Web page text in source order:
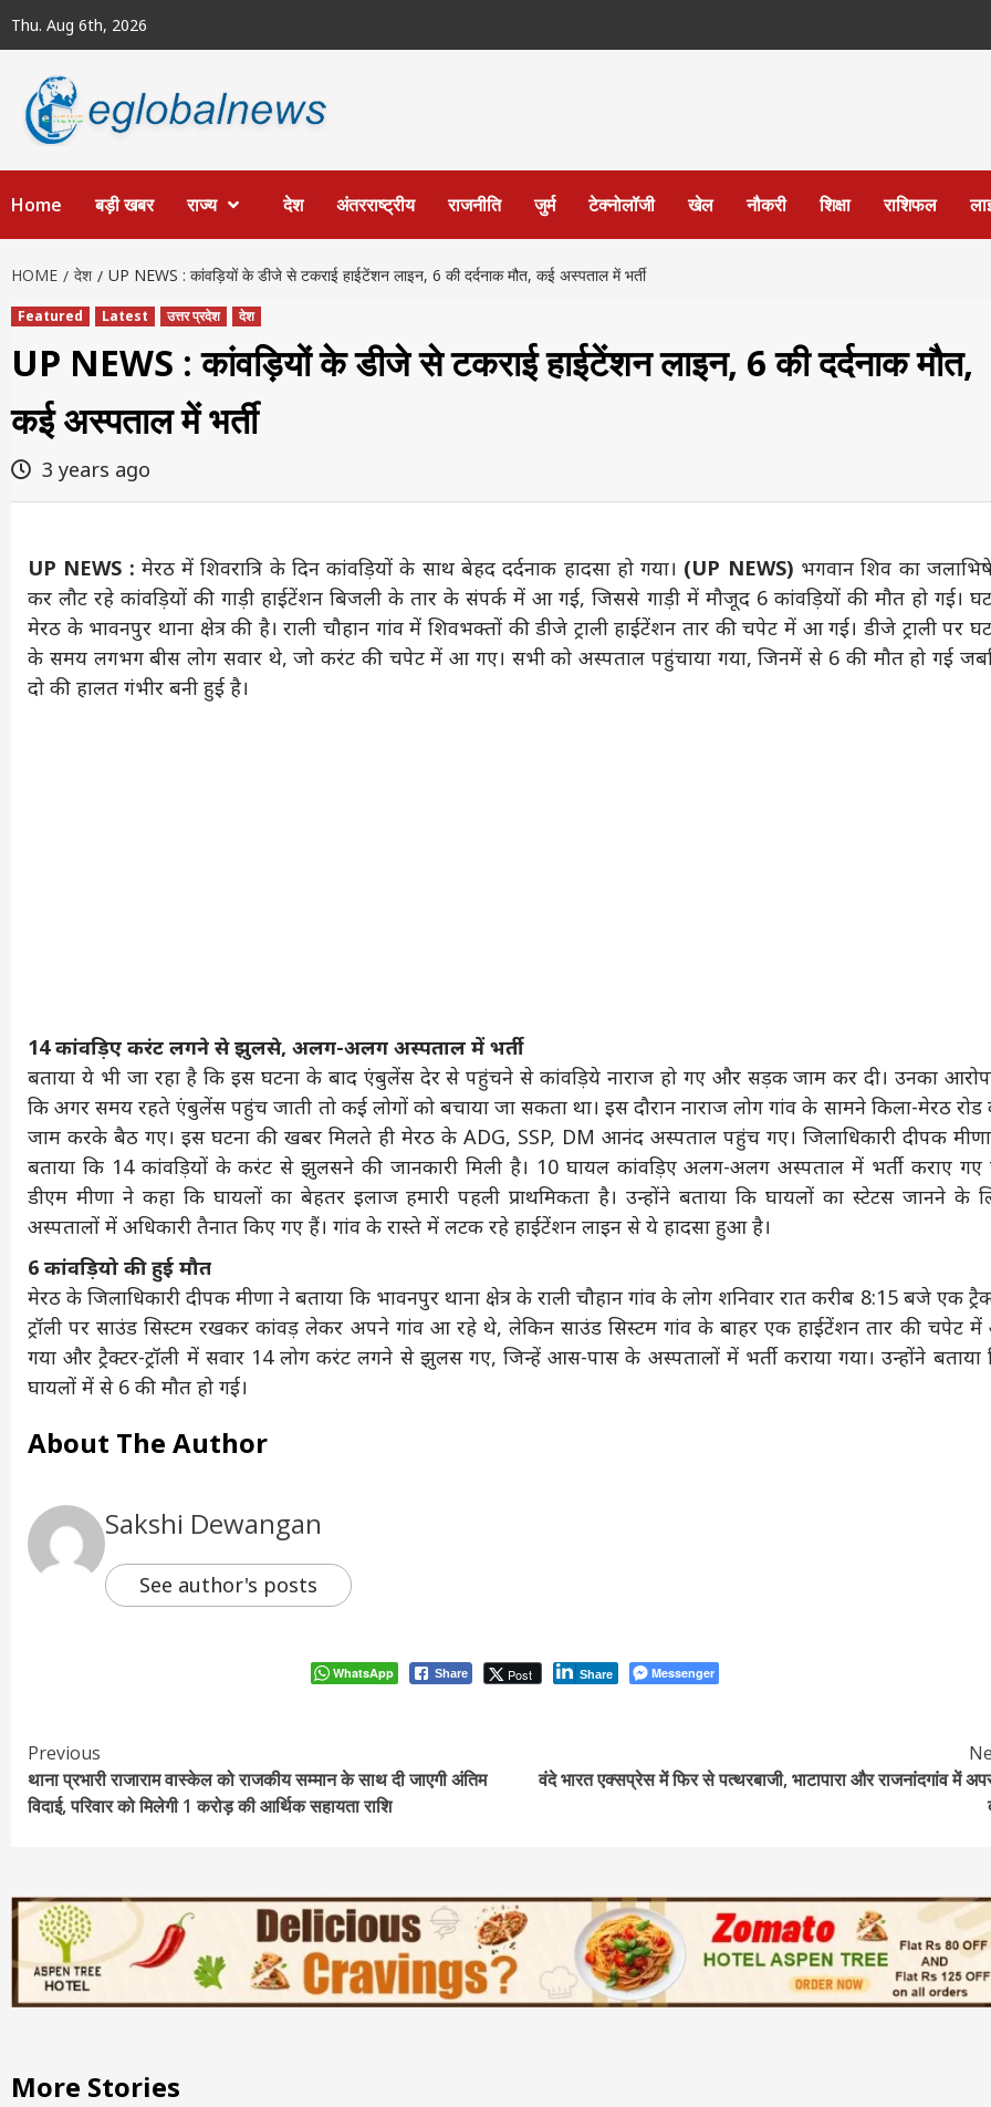
to
Thu. Aug 6th, 2026
Home बड़ी खबर राज्य देश अंतरराष्ट्रीय राजनीति जुर्म टेक्नोलॉजी खेल नौकरी शिक्षा राशिफल
HOME देश UP NEWS : कांवड़ियों के डीजे से टकराई हाईटेंशन लाइन, 6 की दर्दनाक मौत, कई अस्पताल में भर्ती
Featured Latest उत्तर प्रदेश देश
UP NEWS : कांवड़ियों के डीजे से टकराई हाईटेंशन लाइन, 6 की दर्दनाक मौत,
कई अस्पताल में भर्ती
3 years ago
UP NEWS : मेरठ में शिवरात्रि के दिन कांवड़ियों के साथ बेहद दर्दनाक हादसा हो गया। (UP NEWS) भगवान शिव का
कर लौट रहे कांवड़ियों की गाड़ी हाईटेंशन बिजली के तार के संपर्क में आ गई, जिससे गाड़ी में मौजूद 6 कांवड़ियों की मौत हो गई।
मेरठ के भावनपुर थाना क्षेत्र की है। राली चौहान गांव में शिवभक्तों की डीजे ट्राली हाईटेंशन तार की चपेट में आ गई। डीजे ट्राली पर
के समय लगभग बीस लोग सवार थे, जो करंट की चपेट में आ गए। सभी को अस्पताल पहुंचाया गया, जिनमें से 6 की मौत हो गई
दो की हालत गंभीर बनी हुई है।
14 कांवड़िए करंट लगने से झुलसे, अलग-अलग अस्पताल में भर्ती
बताया ये भी जा रहा है कि इस घटना के बाद एंबुलेंस देर से पहुंचने से कांवड़िये नाराज हो गए और सड़क जाम कर दी। उनका
कि अगर समय रहते एंबुलेंस पहुंच जाती तो कई लोगों को बचाया जा सकता था। इस दौरान नाराज लोग गांव के सामने किला-मेरठ रोड
जाम करके बैठ गए। इस घटना की खबर मिलते ही मेरठ के ADG, SSP, DM आनंद अस्पताल पहुंच गए। जिलाधिकारी दीपक
बताया कि 14 कांवड़ियों के करंट से झुलसने की जानकारी मिली है। 10 घायल कांवड़िए अलग-अलग अस्पताल में भर्ती कराए गए
डीएम मीणा ने कहा कि घायलों का बेहतर इलाज हमारी पहली प्राथमिकता है। उन्होंने बताया कि घायलों का स्टेटस जानने के
अस्पतालों में अधिकारी तैनात किए गए हैं। गांव के रास्ते में लटक रहे हाईटेंशन लाइन से ये हादसा हुआ है।
6 कांवड़ियो की हुई मौत
मेरठ के जिलाधिकारी दीपक मीणा ने बताया कि भावनपुर थाना क्षेत्र के राली चौहान गांव के लोग शनिवार रात करीब 8:15 बजे एक
ट्रॉली पर साउंड सिस्टम रखकर कांवड़ लेकर अपने गांव आ रहे थे, लेकिन साउंड सिस्टम गांव के बाहर एक हाईटेंशन तार की चपेट
गया और ट्रैक्टर-ट्रॉली में सवार 14 लोग करंट लगने से झुलस गए, जिन्हें आस-पास के अस्पतालों में भर्ती कराया गया। उन्होंने बताया
घायलों में से 6 की मौत हो गई।
About The Author
Sakshi Dewangan
See author's posts
WhatsApp Share Post Share Messenger
Continue
Reading
Previous
थाना प्रभारी राजाराम वास्केल को राजकीय सम्मान के साथ दी जाएगी अंतिम
विदाई, परिवार को मिलेगी 1 करोड़ की आर्थिक सहायता राशि
वंदे भारत एक्सप्रेस में फिर से पत्थरबाजी, भाटापारा और राजनांदगांव में
More Stories